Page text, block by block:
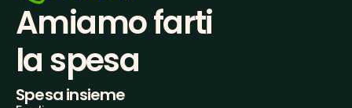
Amiamo farti
la spesa
Spesa insieme